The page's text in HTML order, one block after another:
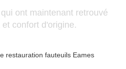
ont maintenant retrouvé
et confort d'origine.